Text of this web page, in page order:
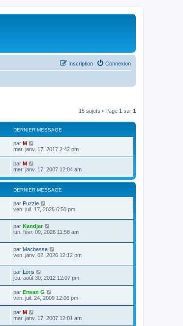
Connexion
Inscription
15 sujets • Page 1 sur 1
DERNIER MESSAGE
par M
mar. janv. 17, 2017 2:42 pm
par M
mer. janv. 17, 2007 12:04 am
DERNIER MESSAGE
par Puzzle
ven. juil. 17, 2026 6:50 pm
par Kandjar
lun. févr. 09, 2026 11:58 am
par Macbesse
ven. janv. 02, 2026 12:12 pm
par Loris
jeu. août 30, 2012 12:07 pm
par Erwan G
ven. juil. 24, 2009 12:06 pm
par M
mer. janv. 17, 2007 12:01 am